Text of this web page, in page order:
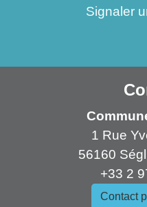
Signaler
1 Rue
56160
+33 2
Contact